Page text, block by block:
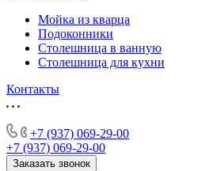
Мойка из кварца
Подоконники
Столешница в ванную
Столешница для кухни
Контакты
+7 (937) 069-29-00
+7 (937) 069-29-00
Заказать звонок